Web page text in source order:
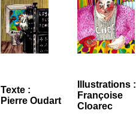
Texte :
Pierre Oudart
Illustrations :
Françoise
Cloarec